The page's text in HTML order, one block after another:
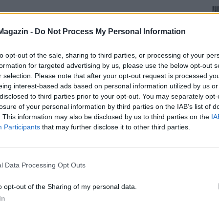
- Do Not Process My Personal Information
opt-out of the sale, sharing to third parties, or processing of your
for targeted advertising by us, please use the below opt-out
selection. Please note that after your opt-out request is processed
interest-based ads based on personal information utilized by us
to third parties prior to your opt-out. You may separately
of your personal information by third parties on the IAB’s list of
This information may also be disclosed by us to third parties on the
Participants that may further disclose it to other third parties.
Data Processing Opt Outs
opt-out of the Sharing of my personal data.